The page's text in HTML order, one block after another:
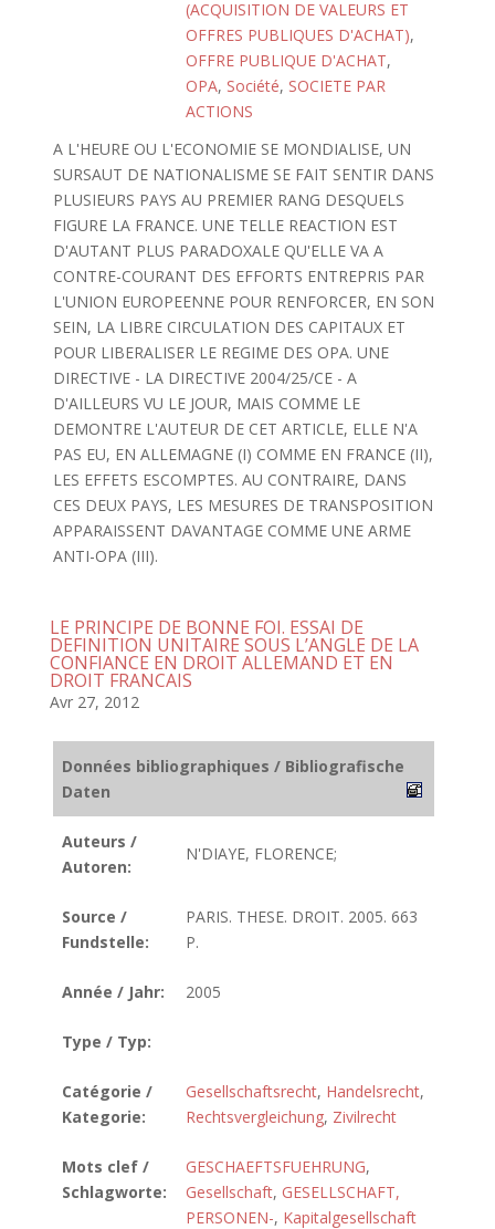
(ACQUISITION DE VALEURS ET
OFFRES PUBLIQUES D'ACHAT),
OFFRE PUBLIQUE D'ACHAT,
OPA, Société, SOCIETE PAR
ACTIONS
A L'HEURE OU L'ECONOMIE SE MONDIALISE, UN
SURSAUT DE NATIONALISME SE FAIT SENTIR DANS
PLUSIEURS PAYS AU PREMIER RANG DESQUELS
FIGURE LA FRANCE. UNE TELLE REACTION EST
D'AUTANT PLUS PARADOXALE QU'ELLE VA A
CONTRE-COURANT DES EFFORTS ENTREPRIS PAR
L'UNION EUROPEENNE POUR RENFORCER, EN SON
SEIN, LA LIBRE CIRCULATION DES CAPITAUX ET
POUR LIBERALISER LE REGIME DES OPA. UNE
DIRECTIVE - LA DIRECTIVE 2004/25/CE - A
D'AILLEURS VU LE JOUR, MAIS COMME LE
DEMONTRE L'AUTEUR DE CET ARTICLE, ELLE N'A
PAS EU, EN ALLEMAGNE (I) COMME EN FRANCE (II),
LES EFFETS ESCOMPTES. AU CONTRAIRE, DANS
CES DEUX PAYS, LES MESURES DE TRANSPOSITION
APPARAISSENT DAVANTAGE COMME UNE ARME
ANTI-OPA (III).
LE PRINCIPE DE BONNE FOI. ESSAI DE
DEFINITION UNITAIRE SOUS L’ANGLE DE LA
CONFIANCE EN DROIT ALLEMAND ET EN
DROIT FRANCAIS
Avr 27, 2012
Données bibliographiques / Bibliografische
Daten
Auteurs /
Autoren:
N'DIAYE, FLORENCE;
Source /
Fundstelle:
PARIS. THESE. DROIT. 2005. 663
P.
Année / Jahr: 2005
Type / Typ:
Catégorie /
Kategorie:
Gesellschaftsrecht, Handelsrecht,
Rechtsvergleichung, Zivilrecht
Mots clef /
Schlagworte:
GESCHAEFTSFUEHRUNG,
Gesellschaft, GESELLSCHAFT,
PERSONEN-, Kapitalgesellschaft